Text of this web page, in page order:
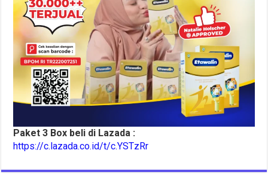
Paket 3 Box beli di Lazada :
https://c.lazada.co.id/t/c.YSTzRr